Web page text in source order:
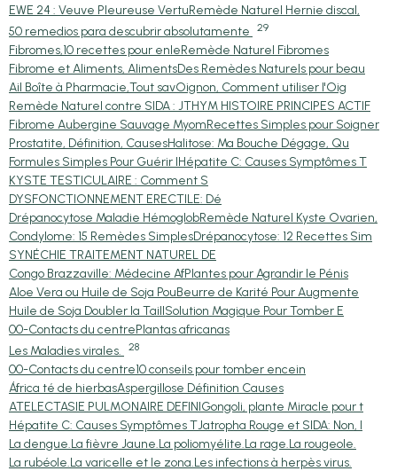
EWE 24 : Veuve Pleureuse VertuRemède Naturel Hernie discal,
50 remedios para descubrir absolutamente
29
Fibromes,10 recettes pour enleRemède Naturel Fibromes
Fibrome et Aliments, AlimentsDes Remèdes Naturels pour beau
Ail Boîte à Pharmacie,Tout savOignon, Comment utiliser l'Oig
Remède Naturel contre SIDA : JTHYM HISTOIRE PRINCIPES ACTIF
Fibrome Aubergine Sauvage MyomRecettes Simples pour Soigner
Prostatite, Définition, CausesHalitose: Ma Bouche Dégage, Qu
Formules Simples Pour Guérir lHépatite C: Causes Symptômes T
KYSTE TESTICULAIRE : Comment S
DYSFONCTIONNEMENT ERECTILE: Dé
Drépanocytose Maladie HémoglobRemède Naturel Kyste Ovarien,
Condylome: 15 Remèdes SimplesDrépanocytose: 12 Recettes Sim
SYNÉCHIE TRAITEMENT NATUREL DE
Congo Brazzaville: Médecine AfPlantes pour Agrandir le Pénis
Aloe Vera ou Huile de Soja PouBeurre de Karité Pour Augmente
Huile de Soja Doubler la TaillSolution Magique Pour Tomber E
00-Contacts du centrePlantas africanas
Les Maladies virales.
28
00-Contacts du centre10 conseils pour tomber encein
África té de hierbasAspergillose Définition Causes
ATELECTASIE PULMONAIRE DEFINIGongoli, plante Miracle pour t
Hépatite C: Causes Symptômes TJatropha Rouge et SIDA: Non, l
La dengue.La fièvre Jaune.La poliomyélite.La rage.La rougeole.
La rubéole.La varicelle et le zona.Les infections à herpès virus.